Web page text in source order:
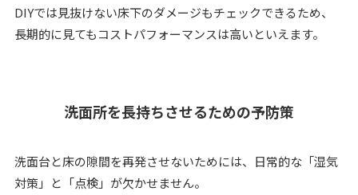
DIYでは見抜けない床下のダメージもチェックできるため、
長期的に見てもコストパフォーマンスは高いといえます。
洗面所を長持ちさせるための予防策
洗面台と床の隙間を再発させないためには、日常的な「湿気
対策」と「点検」が欠かせません。